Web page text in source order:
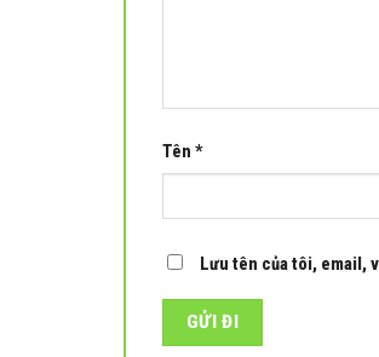
Tên *
Lưu tên của tôi, email,